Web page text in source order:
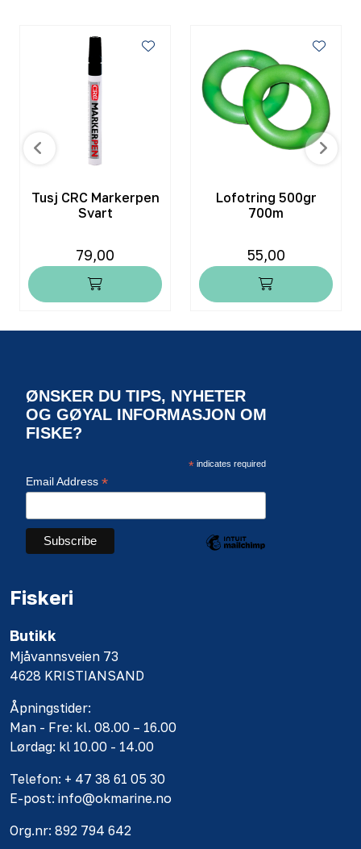
Tusj CRC Markerpen
Svart
79,00
Lofotring 500gr
700m
55,00
ØNSKER DU TIPS, NYHETER
OG GØYAL INFORMASJON OM
FISKE?
*indicates required
Email Address *
Fiskeri
Butikk
Mjåvannsveien 73
4628 KRISTIANSAND
Åpningstider:
Man - Fre: kl. 08.00 – 16.00
Lørdag: kl 10.00 - 14.00
Telefon: + 47 38 61 05 30
E-post: info@okmarine.no
Org.nr: 892 794 642